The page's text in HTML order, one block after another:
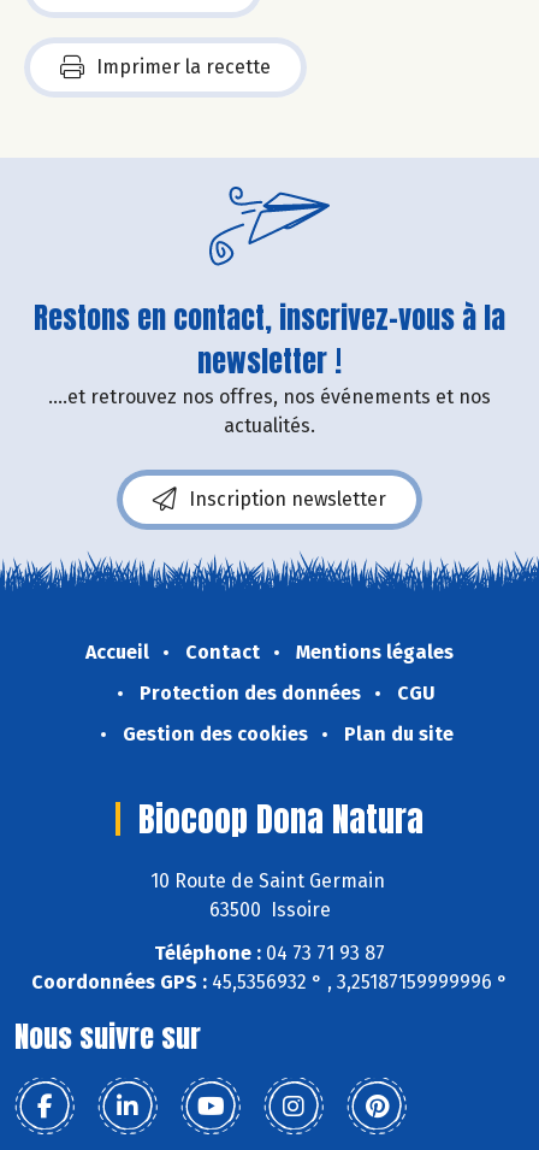
Imprimer la recette
Restons en contact, inscrivez-vous à la
newsletter !
....et retrouvez nos offres, nos événements et nos
actualités.
Inscription newsletter
Accueil Contact
Mentions légales
Protection des données
CGU
Gestion des cookies
Plan du site
Biocoop Dona Natura
10 Route de Saint Germain
63500 Issoire
Téléphone : 04 73 71 93 87
Coordonnées GPS : 45,5356932 ° , 3,25187159999996 °
Nous suivre sur